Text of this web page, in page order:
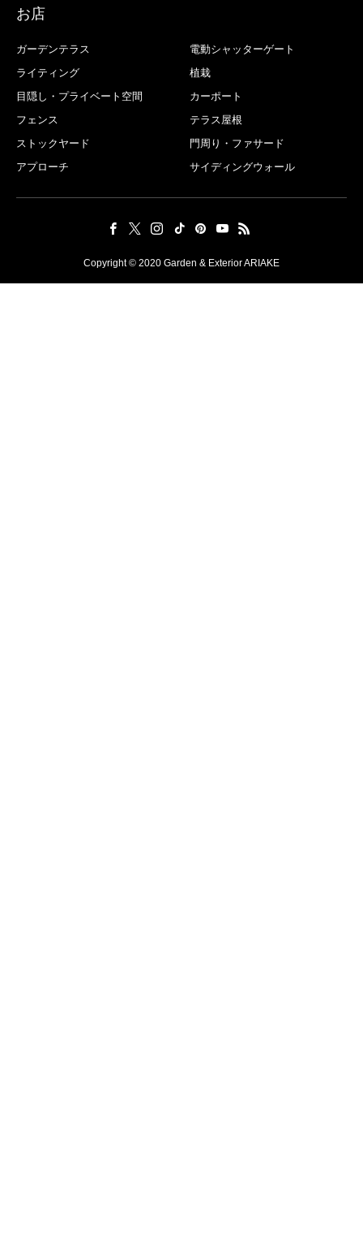
お店
ガーデンテラス
電動シャッターゲート
ライティング
植栽
目隠し・プライベート空間
カーポート
フェンス
テラス屋根
ストックヤード
門周り・ファサード
アプローチ
サイディングウォール
Copyright © 2020 Garden & Exterior ARIAKE